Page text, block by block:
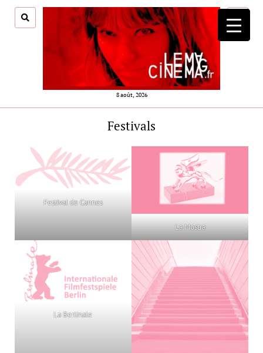
8 août, 2026
menu
Festivals
Festival de Cannes
La Mostra
La Berlinale